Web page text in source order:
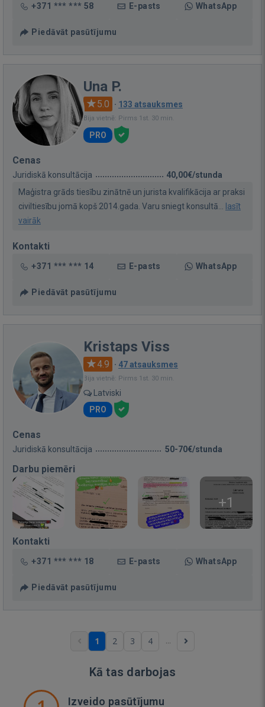
+371 *** *** 58 E-pasts WhatsApp
Piedāvāt pasūtījumu
Una P.
5.0 · 133 atsauksmes
Bija vietnē: Pirms 1st. 30 min.
PRO
Cenas
Juridiskā konsultācija
40,00€/stunda
Maģistra grāds tiesību zinātnē un jurista kvalifikācija ar praksi
civiltiesību jomā kopš 2014.gada. Varu sniegt konsultā... lasīt
vairāk
Kontakti
+371 *** *** 14 E-pasts WhatsApp
Piedāvāt pasūtījumu
Kristaps Viss
4.9 · 47 atsauksmes
Bija vietnē: Pirms 1st. 30 min.
Latviski
PRO
Cenas
Juridiskā konsultācija 50-70€/stunda
Darbu piemēri
+1
Kontakti
+371 *** *** 18 E-pasts WhatsApp
Piedāvāt pasūtījumu
1 2 3 4 ...
Kā tas darbojas
Izveido pasūtījumu